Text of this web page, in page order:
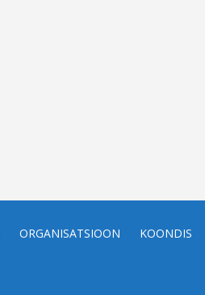
ORGANISATSIOON KOONDIS